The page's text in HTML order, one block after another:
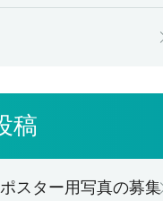
稿
スター用写真の募集